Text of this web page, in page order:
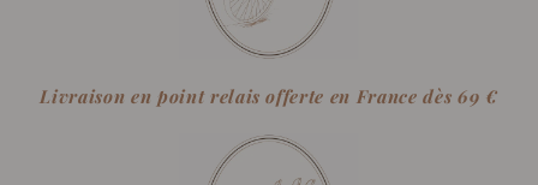
Livraison en point relais offerte en France dès 69 €